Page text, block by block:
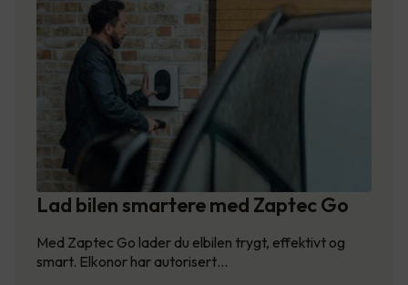
Lad bilen smartere med Zaptec Go
Med Zaptec Go lader du elbilen trygt, effektivt og
smart. Elkonor har autorisert…